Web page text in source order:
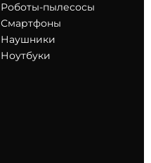
Роботы-пылесосы
Смартфоны
Наушники
Ноутбуки